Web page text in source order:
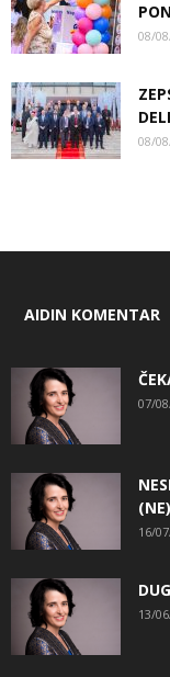
08/
08/
AIDIN KOMENTAR
07/
16/
13/